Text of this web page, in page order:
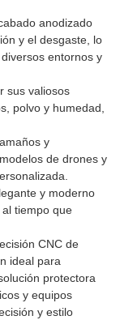
anodizado
y el desgaste, lo
entornos y
sus valiosos
polvo y humedad,
y
de drones y
y moderno
tiempo que
CNC de
ideal para
protectora
y equipos
y estilo